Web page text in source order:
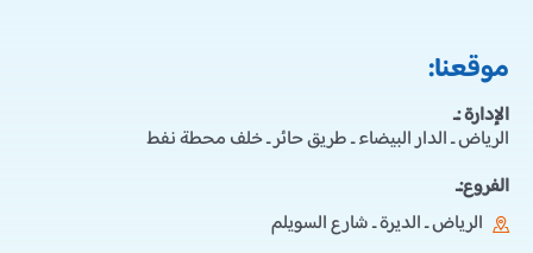
موقعنا:
الإدارة :ـ
الرياض ـ الدار البيضاء ـ طريق حائر ـ خلف محطة نفط
الفروع:ـ
الرياض ـ الديرة ـ شارع السويلم